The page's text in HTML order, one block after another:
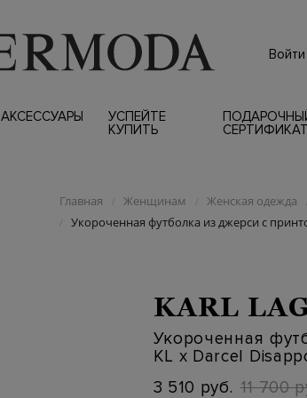
АКСЕССУАРЫ
УСПЕЙТЕ
КУПИТЬ
СЕРТИФИКАТ
Главная / Женщинам / Женская одежда
/ Укороченная футболка из джерси с
KARL
Укороченная
KL x Darcel
3 510 руб. 11 700